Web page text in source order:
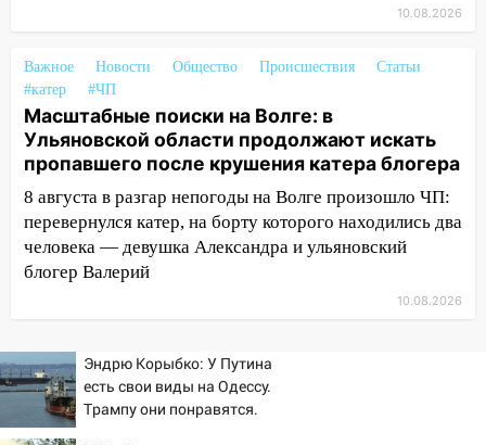
дисков: как повседневные привычки
незаметно разрушают наш позвоночник
03:00 День скрытых ловушек и
внезапных подарков судьбы: гороскоп
09.08.2026
21:58 В Ульяновске около «нового»
моста утопили автомобиль «Вольво»
человека на Волге и транспортный
коллапс
19:43
10.08.2026
Важное Новости Общество Происшествия
Статьи
#катер
#ЧП
Масштабные поиски на Волге: в
Ульяновской области продолжают искать
пропавшего после крушения катера блогера
8 августа в разгар непогоды на Волге произошло ЧП:
перевернулся катер, на борту которого находились два
человека — девушка Александра и ульяновский
блогер Валерий
10.08.2026
Эндрю Корыбко: У Путина
есть свои виды на Одессу.
Трампу они понравятся.